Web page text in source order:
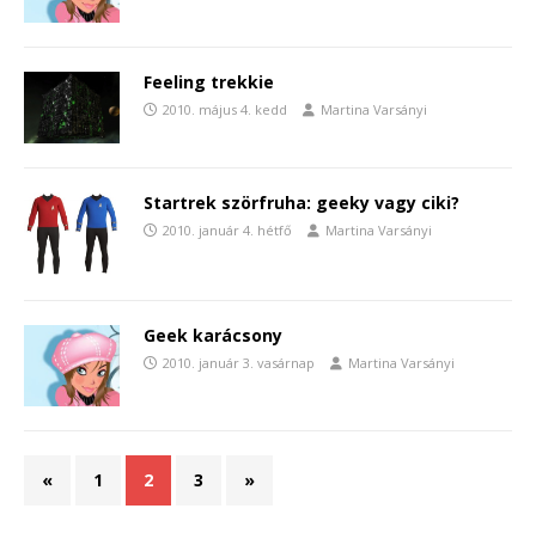
Feeling trekkie
2010. május 4. kedd Martina Varsányi
Startrek szörfruha: geeky vagy ciki?
2010. január 4. hétfő Martina Varsányi
Geek karácsony
2010. január 3. vasárnap Martina Varsányi
« 1 2 3 »